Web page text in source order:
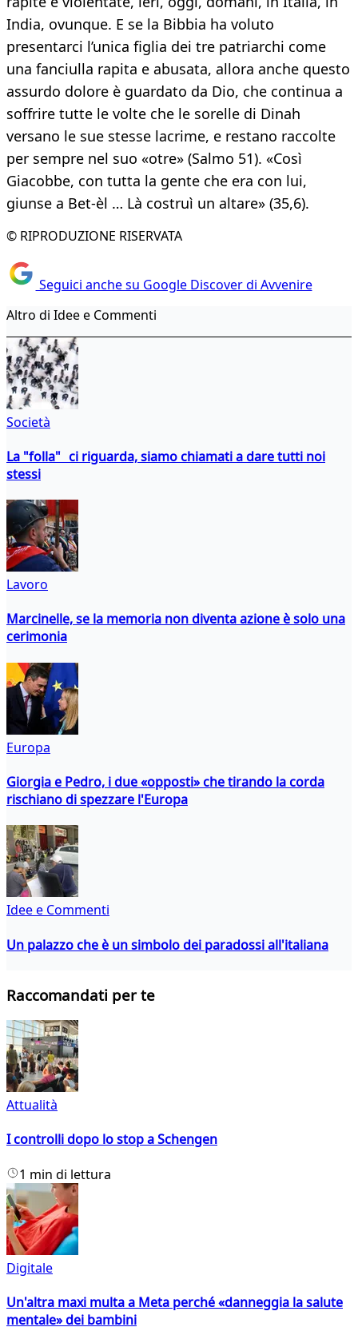
India, ovunque. E se la Bibbia ha voluto
presentarci l’unica figlia dei tre patriarchi come
una fanciulla rapita e abusata, allora anche questo
assurdo dolore è guardato da Dio, che continua a
soffrire tutte le volte che le sorelle di Dinah
versano le sue stesse lacrime, e restano raccolte
per sempre nel suo «otre» (Salmo 51). «Così
Giacobbe, con tutta la gente che era con lui,
giunse a Bet-èl … Là costruì un altare» (35,6).
© RIPRODUZIONE RISERVATA
Seguici anche su Google Discover di Avvenire
Altro di Idee e Commenti
Società
La "folla" ci riguarda, siamo chiamati a dare tutti noi
stessi
Lavoro
Marcinelle, se la memoria non diventa azione è solo una
cerimonia
Europa
Giorgia e Pedro, i due «opposti» che tirando la corda
rischiano di spezzare l'Europa
Idee e Commenti
Un palazzo che è un simbolo dei paradossi all'italiana
Raccomandati per te
Attualità
I controlli dopo lo stop a Schengen
1 min di lettura
Digitale
Un'altra maxi multa a Meta perché «danneggia la salute
mentale» dei bambini